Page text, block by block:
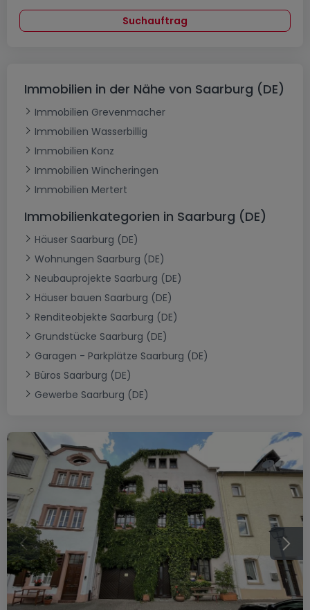
Suchauftrag
Immobilien in der Nähe von Saarburg (DE)
Immobilien Grevenmacher
Immobilien Wasserbillig
Immobilien Konz
Immobilien Wincheringen
Immobilien Mertert
Immobilienkategorien in Saarburg (DE)
Häuser Saarburg (DE)
Wohnungen Saarburg (DE)
Neubauprojekte Saarburg (DE)
Häuser bauen Saarburg (DE)
Renditeobjekte Saarburg (DE)
Grundstücke Saarburg (DE)
Garagen - Parkplätze Saarburg (DE)
Büros Saarburg (DE)
Gewerbe Saarburg (DE)